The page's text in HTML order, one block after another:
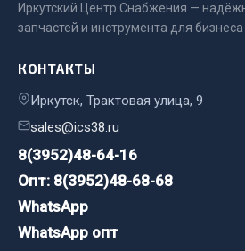
Тормозная система
Окно ветровое
Электрооборудование
Весь раздел
Запчасти Урал
Иркутский Центр Снабжения —
запчастей и инструмента для бизнеса
КОНТАКТЫ
Иркутск, Трактовая улица, 9
sales@ics38.ru
8(3952)48-64-16
Опт: 8(3952)48-68-68
WhatsApp
WhatsApp опт